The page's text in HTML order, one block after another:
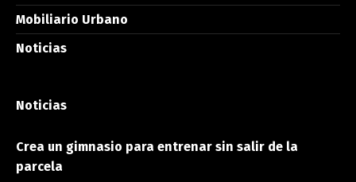
Mobiliario Urbano
Noticias
Noticias
Crea un gimnasio para entrenar sin salir de la
parcela